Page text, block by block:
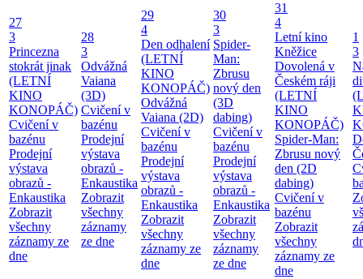
27
3
Princezna
stokrát jinak
(LETNÍ
KINO
KONOPÁČ)
Cvičení v
bazénu
Prodejní
výstava
obrazů -
Enkaustika
Zobrazit
všechny
záznamy ze
dne
28
3
Odvážná
Vaiana
(3D)
Cvičení v
bazénu
Prodejní
výstava
obrazů -
Enkaustika
Zobrazit
všechny
záznamy
ze dne
29
4
Den odhalení
(LETNÍ
KINO
KONOPÁČ)
Odvážná
Vaiana (2D)
Cvičení v
bazénu
Prodejní
výstava
obrazů -
Enkaustika
Zobrazit
všechny
záznamy ze
dne
30
3
Spider-
Man:
Zbrusu
nový den
(3D
dabing)
Cvičení v
bazénu
Prodejní
výstava
obrazů -
Enkaustika
Zobrazit
všechny
záznamy
ze dne
31
4
Letní kino
Kněžice
Dovolená v
Českém ráji
(LETNÍ
KINO
KONOPÁČ)
Spider-Man:
Zbrusu nový
den (2D
dabing)
Cvičení v
bazénu
Zobrazit
všechny
záznamy ze
dne
1
3